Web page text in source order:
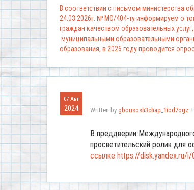
В соответствии с письмом министерства
24.03.2026г. № МО/404-ту информируем о
граждан качеством образовательных
муниципальными образовательными
образования, в 2026 году проводится
07 Авг
2024 Written by gbousosh3chap_1iod7ogz.
В преддверии
просветительский ролик
ссылке https://disk.yandex.ru/